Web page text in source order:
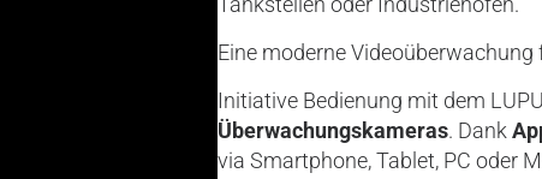
Eine moderne Videoüberwachung
Initiative Bedienung mit dem
Überwachungskameras. Dank
via Smartphone, Tablet, PC oder